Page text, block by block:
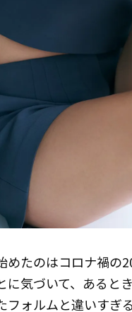
めたのはコロナ禍の
に気づいて、あると
フォルムと違いす